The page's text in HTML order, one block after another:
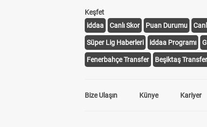
Keşfet
iddaa
Canlı Skor Puan Durumu
Süper Lig Haberleri iddaa Programı
Fenerbahçe Transfer Beşiktaş Transfer
Bize Ulaşın Künye Kariyer